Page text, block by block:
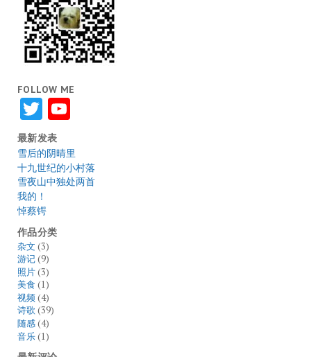
FOLLOW ME
TwitterYouTube
最新发表
雪后的阴晴里
十九世纪的小村落
雪夜山中独处两首
我的！
悼蔡锷
作品分类
杂文 (3)
游记(9)
照片(3)
美食 (1)
视频(4)
诗歌(39)
随感(4)
音乐(1)